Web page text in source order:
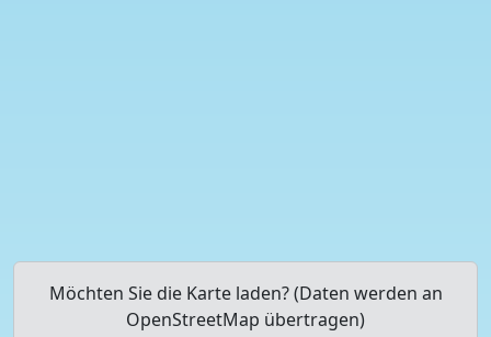
Möchten Sie die Karte laden? (Daten werden an
OpenStreetMap übertragen)